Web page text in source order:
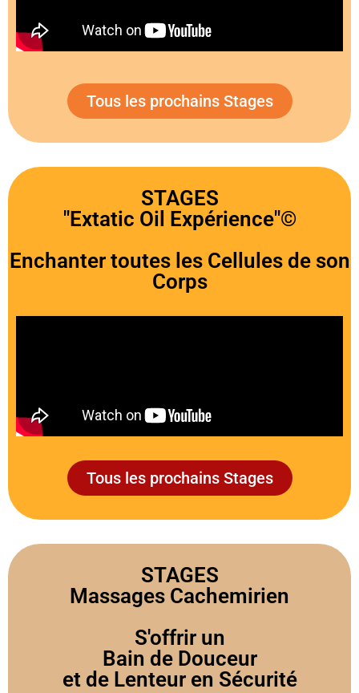
Tous les prochains Stages
STAGES
"Extatic Oil Expérience"©
Enchanter toutes les Cellules de son
Corps
Tous les prochains Stages
STAGES
Massages Cachemirien
S'offrir un
Bain de Douceur
et de Lenteur en Sécurité